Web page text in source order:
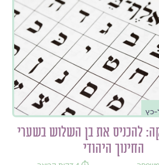
כץ
להכניס את בן השלוש בשערי
החינוך היהודי